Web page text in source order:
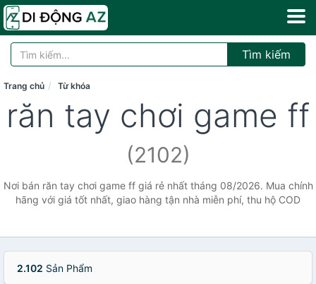
Tìm kiếm
Trang chủ Từ khóa
răn tay chơi game ff
(2102)
Nơi bán răn tay chơi game ff giá rẻ nhất tháng 08/2026. Mua chính
hãng với giá tốt nhất, giao hàng tận nhà miễn phí, thu hộ COD
2.102 Sản Phẩm